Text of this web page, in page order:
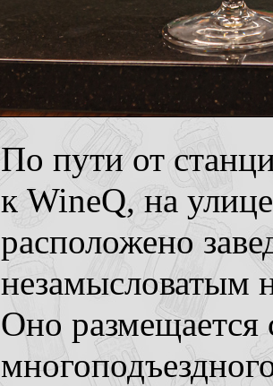
По пути от
к WineQ, на
расположено
незамысловатым
Оно размещается